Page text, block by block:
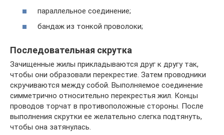
параллельное соединение;
бандаж из тонкой проволоки;
Последовательная скрутка
Зачищенные жилы прикладываются друг к другу так,
чтобы они образовали перекрестие. Затем проводники
скручиваются между собой. Выполняемое соединение
симметрично относительно перекрестья жил. Концы
проводов торчат в противоположные стороны. После
выполнения скрутки ее желательно слегка подтянуть,
чтобы она затянулась.